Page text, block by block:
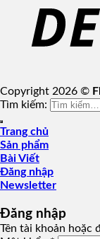
Copyright 2026 ©
Tìm kiếm:
Trang chủ
Sản phẩm
Bài Viết
Đăng nhập
Newsletter
Đăng nhập
Tên tài khoản hoặc